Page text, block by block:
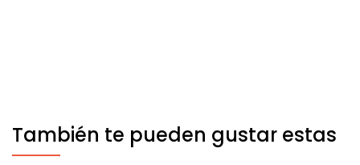
También te pueden gustar estas